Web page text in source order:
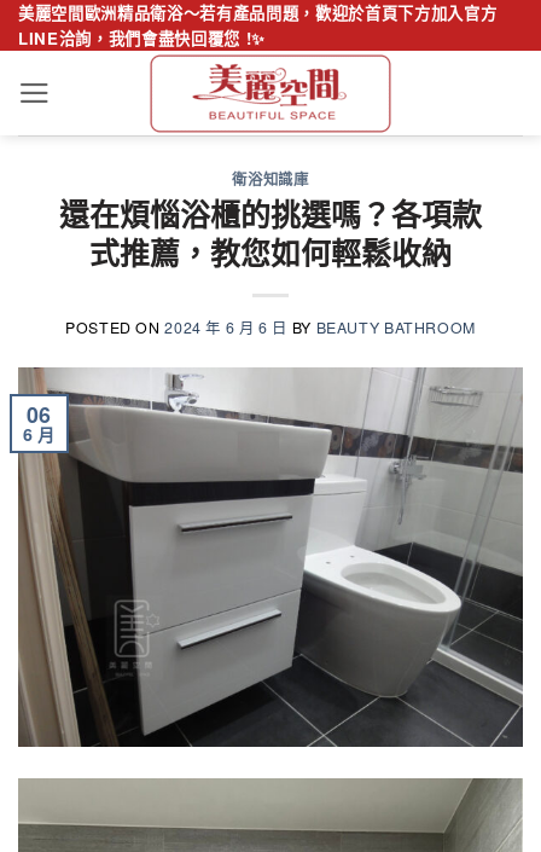
Skip
to
content
美麗空間歐洲精品衛浴～若有產品問題，歡迎於首頁下方加入官方
LINE洽詢，我們會盡快回覆您 !✨
衛浴知識庫
還在煩惱浴櫃的挑選嗎？各項款
式推薦，教您如何輕鬆收納
POSTED ON2024 年 6 月 6 日 BY BEAUTY BATHROOM
06
6 月